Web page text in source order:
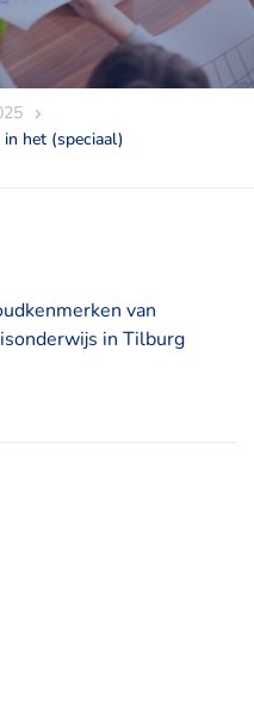
het (speciaal)
van
in Tilburg